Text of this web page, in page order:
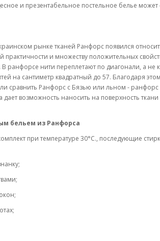
и презентабельное постельное белье
рынке тканей Ранфорс появился
и множеству положительных
ранфорсе нити переплетают по диагонали, а не
на сантиметр квадратный до 57. Благодаря
сравнить Ранфорс с Бязью или льном -
дает возможность наносить на поверхность
бельем из Ранфорса
при температуре 30°C., последующие